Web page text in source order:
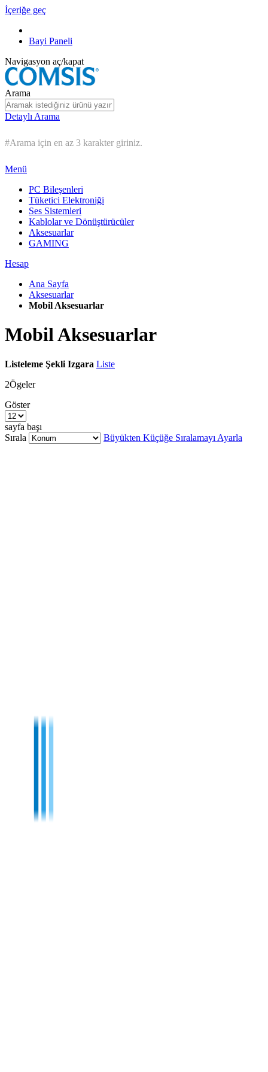
İçeriğe geç
Bayi Paneli
Navigasyon aç/kapat
Arama
Detaylı Arama
#Arama için en az 3 karakter giriniz.
Menü
PC Bileşenleri
Tüketici Elektroniği
Ses Sistemleri
Kablolar ve Dönüştürücüler
Aksesuarlar
GAMING
Hesap
Ana Sayfa
Aksesuarlar
Mobil Aksesuarlar
Mobil Aksesuarlar
Listeleme Şekli Izgara Liste
2Ögeler
Göster
sayfa başı
Sırala
Büyükten Küçüğe Sıralamayı Ayarla